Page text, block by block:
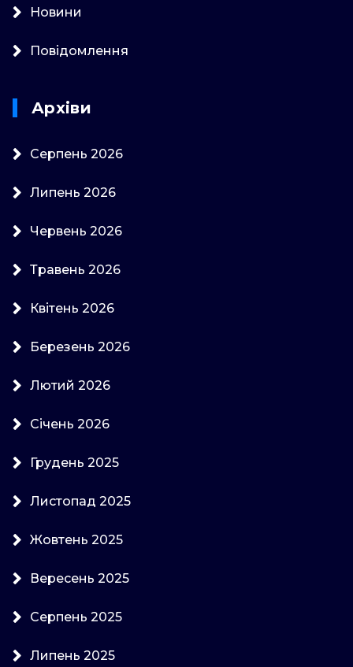
Новини
Повідомлення
Архіви
Серпень 2026
Липень 2026
Червень 2026
Травень 2026
Квітень 2026
Березень 2026
Лютий 2026
Січень 2026
Грудень 2025
Листопад 2025
Жовтень 2025
Вересень 2025
Серпень 2025
Липень 2025